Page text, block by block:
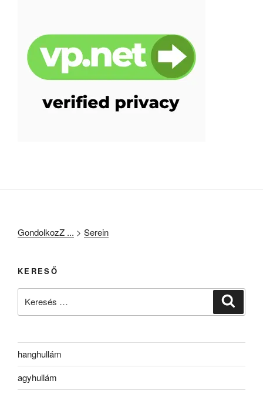
GondolkozZ ... > Serein
KERESŐ
hanghullám
agyhullám